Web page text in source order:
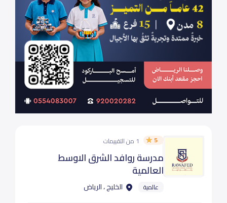
5 1 من التقييمات
مدرسة روافد الشرق الاوسط
العالمية
عالمية الخليج ، الرياض